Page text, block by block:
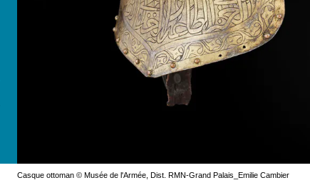
Casque ottoman © Musée de l'Armée, Dist. RMN-Grand Palais_Emilie Cambier